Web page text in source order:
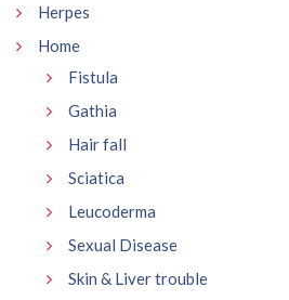
Herpes
Home
Fistula
Gathia
Hair fall
Sciatica
Leucoderma
Sexual Disease
Skin & Liver trouble